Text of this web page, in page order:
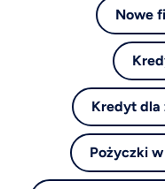
Nowe
Kredyt dla
Pożyczki